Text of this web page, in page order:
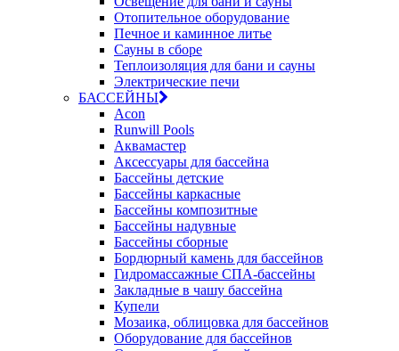
Отопительное оборудование
Печное и каминное литье
Сауны в сборе
Теплоизоляция для бани и сауны
Электрические печи
БАССЕЙНЫ
Acon
Runwill Pools
Аквамастер
Аксессуары для бассейна
Бассейны детские
Бассейны каркасные
Бассейны композитные
Бассейны надувные
Бассейны сборные
Бордюрный камень для бассейнов
Гидромассажные СПА-бассейны
Закладные в чашу бассейна
Купели
Мозаика, облицовка для бассейнов
Оборудование для бассейнов